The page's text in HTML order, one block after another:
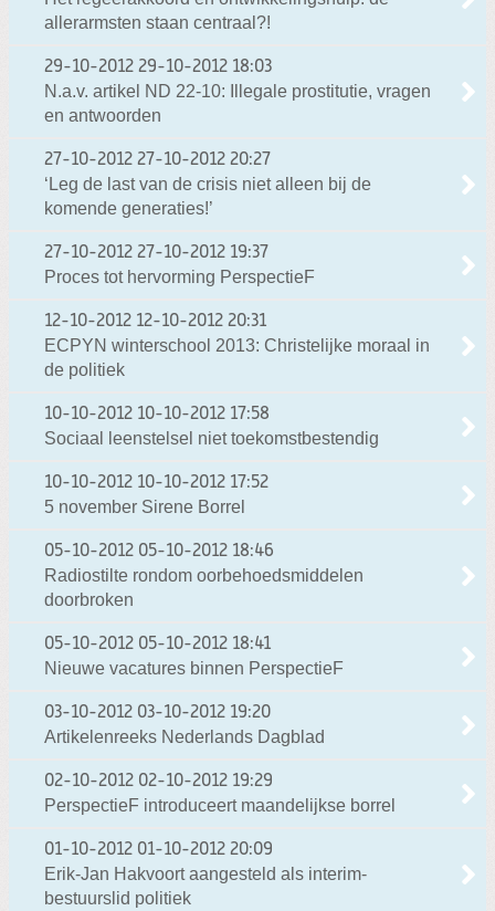
allerarmsten staan centraal?!
29-10-2012 29-10-2012 18:03
N.a.v. artikel ND 22-10: Illegale prostitutie, vragen
en antwoorden
27-10-2012 27-10-2012 20:27
‘Leg de last van de crisis niet alleen bij de
komende generaties!’
27-10-2012 27-10-2012 19:37
Proces tot hervorming PerspectieF
12-10-2012 12-10-2012 20:31
ECPYN winterschool 2013: Christelijke moraal in
de politiek
10-10-2012 10-10-2012 17:58
Sociaal leenstelsel niet toekomstbestendig
10-10-2012 10-10-2012 17:52
5 november Sirene Borrel
05-10-2012 05-10-2012 18:46
Radiostilte rondom oorbehoedsmiddelen
doorbroken
05-10-2012 05-10-2012 18:41
Nieuwe vacatures binnen PerspectieF
03-10-2012 03-10-2012 19:20
Artikelenreeks Nederlands Dagblad
02-10-2012 02-10-2012 19:29
PerspectieF introduceert maandelijkse borrel
01-10-2012 01-10-2012 20:09
Erik-Jan Hakvoort aangesteld als interim-
bestuurslid politiek